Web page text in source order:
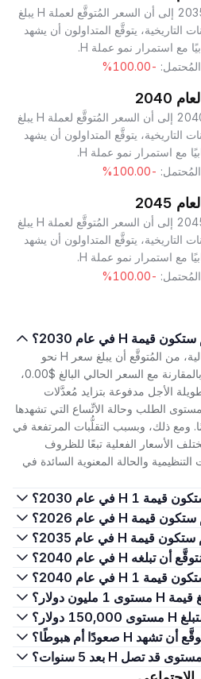
تُشير بيانات التوقُّعات لعام 2035 إلى أن السعر المُتوقَّع لعملة H يبلغ
البيانات التاريخية، يتوقَّع المتداولون أن يشهد
-100.00%
تُشير بيانات التوقُّعات لعام 2040 إلى أن السعر المُتوقَّع لعملة H يبلغ
البيانات التاريخية، يتوقَّع المتداولون أن يشهد
-100.00%
تُشير بيانات التوقُّعات لعام 2045 إلى أن السعر المُتوقَّع لعملة H يبلغ
البيانات التاريخية، يتوقَّع المتداولون أن يشهد
-100.00%
استنادًا إلى نماذج التوقُّع الحالية، من المُتوقَّع أن يبلغ سعر H نحو
$0.00 بحلول عام 2030. وبالمقارنة مع السعر الحالي البالغ $0.00،
الأجل مدفوعة بتزايد مُعدَّلات
الطلب وحالة الاتِّساع التي تشهدها
ومع ذلك، وبسبب التقلُّبات المرتفعة في
الأسعار الفعلية تبعًا للظروف
التنظيمية والحالة المعنوية السائدة في